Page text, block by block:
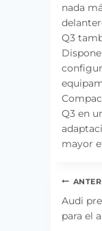
nada
Q3
Q3 en
mayor
de
Audi
para el